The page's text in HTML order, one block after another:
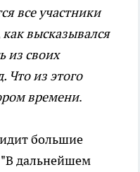
все участники
высказывался
из своих
Что из этого
времени.
большие
"В дальнейшем